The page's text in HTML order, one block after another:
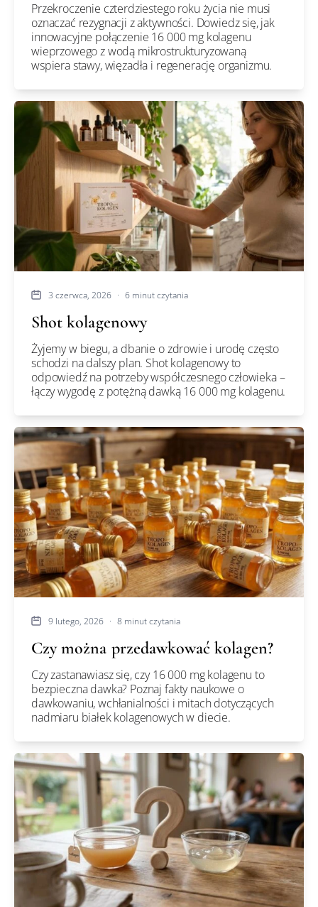
Przekroczenie czterdziestego roku życia nie musi
oznaczać rezygnacji z aktywności. Dowiedz się, jak
innowacyjne połączenie 16 000 mg kolagenu
wieprzowego z wodą mikrostrukturyzowaną
wspiera stawy, więzadła i regenerację organizmu.
3 czerwca, 2026 · 6 minut czytania
Shot kolagenowy
Żyjemy w biegu, a dbanie o zdrowie i urodę często
schodzi na dalszy plan. Shot kolagenowy to
odpowiedź na potrzeby współczesnego człowieka –
łączy wygodę z potężną dawką 16 000 mg kolagenu.
9 lutego, 2026 · 8 minut czytania
Czy można przedawkować kolagen?
Czy zastanawiasz się, czy 16 000 mg kolagenu to
bezpieczna dawka? Poznaj fakty naukowe o
dawkowaniu, wchłanialności i mitach dotyczących
nadmiaru białek kolagenowych w diecie.